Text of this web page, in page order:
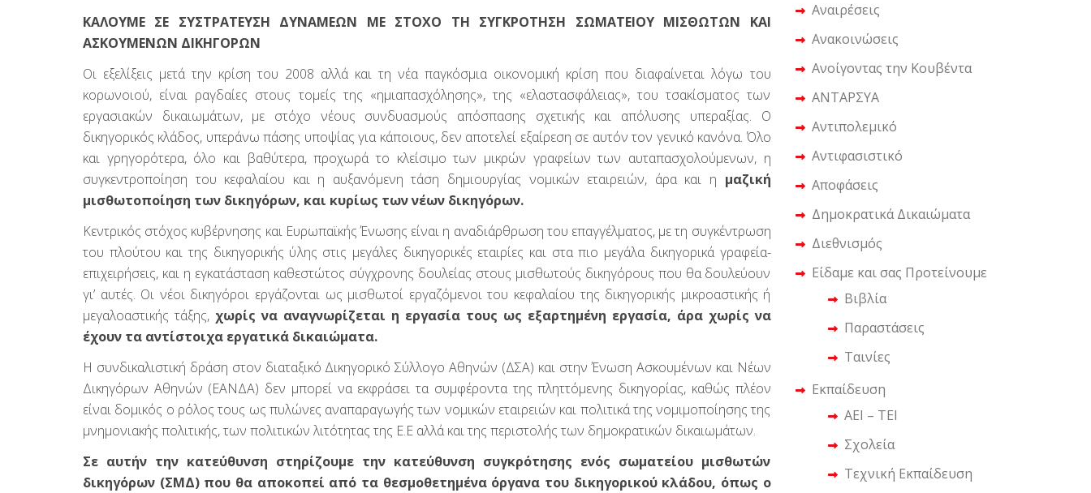
ΚΑΛΟΥΜΕ ΣΕ ΣΥΣΤΡΑΤΕΥΣΗ ΔΥΝΑΜΕΩΝ ΜΕ ΣΤΟΧΟ ΤΗ ΣΥΓΚΡΟΤΗΣΗ ΣΩΜΑΤΕΙΟΥ ΜΙΣΘΩΤΩΝ ΚΑΙ
ΑΣΚΟΥΜΕΝΩΝ ΔΙΚΗΓΟΡΩΝ
Οι εξελίξεις μετά την κρίση του 2008 αλλά και τη νέα παγκόσμια οικονομική κρίση που διαφαίνεται λόγω του
κορωνοιού, είναι ραγδαίες στους τομείς της «ημιαπασχόλησης», της «ελαστασφάλειας», του τσακίσματος των
εργασιακών δικαιωμάτων, με στόχο νέους συνδυασμούς απόσπασης σχετικής και απόλυσης υπεραξίας. Ο
δικηγορικός κλάδος, υπεράνω πάσης υποψίας για κάποιους, δεν αποτελεί εξαίρεση σε αυτόν τον γενικό κανόνα. Όλο
και γρηγορότερα, όλο και βαθύτερα, προχωρά το κλείσιμο των μικρών γραφείων των αυταπασχολούμενων, η
συγκεντροποίηση του κεφαλαίου και η αυξανόμενη τάση δημιουργίας νομικών εταιρειών, άρα και η μαζική
μισθωτοποίηση των δικηγόρων, και κυρίως των νέων δικηγόρων.
Κεντρικός στόχος κυβέρνησης και Ευρωπαϊκής Ένωσης είναι η αναδιάρθρωση του επαγγέλματος, με τη συγκέντρωση
του πλούτου και της δικηγορικής ύλης στις μεγάλες δικηγορικές εταιρίες και στα πιο μεγάλα δικηγορικά γραφεία-
επιχειρήσεις, και η εγκατάσταση καθεστώτος σύγχρονης δουλείας στους μισθωτούς δικηγόρους που θα δουλεύουν
γι’ αυτές. Οι νέοι δικηγόροι εργάζονται ως μισθωτοί εργαζόμενοι του κεφαλαίου της δικηγορικής μικροαστικής ή
μεγαλοαστικής τάξης, χωρίς να αναγνωρίζεται η εργασία τους ως εξαρτημένη εργασία, άρα χωρίς να
έχουν τα αντίστοιχα εργατικά δικαιώματα.
Η συνδικαλιστική δράση στον διαταξικό Δικηγορικό Σύλλογο Αθηνών (ΔΣΑ) και στην Ένωση Ασκουμένων και Νέων
Δικηγόρων Αθηνών (ΕΑΝΔΑ) δεν μπορεί να εκφράσει τα συμφέροντα της πληττόμενης δικηγορίας, καθώς πλέον
είναι δομικός ο ρόλος τους ως πυλώνες αναπαραγωγής των νομικών εταιρειών και πολιτικά της νομιμοποίησης της
μνημονιακής πολιτικής, των πολιτικών λιτότητας της Ε.Ε αλλά και της περιστολής των δημοκρατικών δικαιωμάτων.
Σε αυτήν την κατεύθυνση στηρίζουμε την κατεύθυνση συγκρότησης ενός σωματείου μισθωτών
δικηγόρων (ΣΜΔ) που θα αποκοπεί από τα θεσμοθετημένα όργανα του δικηγορικού κλάδου, όπως ο
Αναιρέσεις
Ανακοινώσεις
Ανοίγοντας την Κουβέντα
ΑΝΤΑΡΣΥΑ
Αντιπολεμικό
Αντιφασιστικό
Αποφάσεις
Δημοκρατικά Δικαιώματα
Διεθνισμός
Είδαμε και σας Προτείνουμε
Βιβλία
Παραστάσεις
Ταινίες
Εκπαίδευση
ΑΕΙ – ΤΕΙ
Σχολεία
Τεχνική Εκπαίδευση